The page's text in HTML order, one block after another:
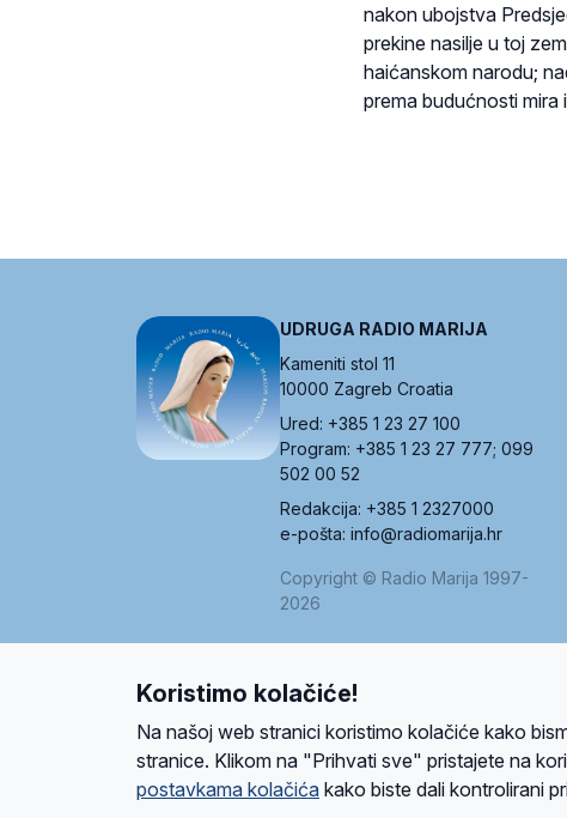
nakon ubojstva
prekine nasilje u toj
haićanskom narodu;
prema budućnosti mira
UDRUGA RADIO MARIJA
Kameniti stol 11
10000 Zagreb Croatia
Ured: +385 1 23 27 100
Program: +385 1 23 27 777; 099
502 00 52
Redakcija: +385 1 2327000
e-pošta: info@radiomarija.hr
Copyright © Radio Marija 1997-
2026
Ova stranica je zaštićena Google reCAPTCHA
Koristimo kolačiće!
Na našoj web stranici koristimo kolačiće kako
stranice. Klikom na "Prihvati sve" pristajete na
postavkama kolačića kako biste dali kontrolirani